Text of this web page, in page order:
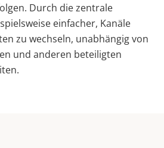
Durch die zentrale
einfacher, Kanäle
zu wechseln, unabhängig von
und anderen beteiligten